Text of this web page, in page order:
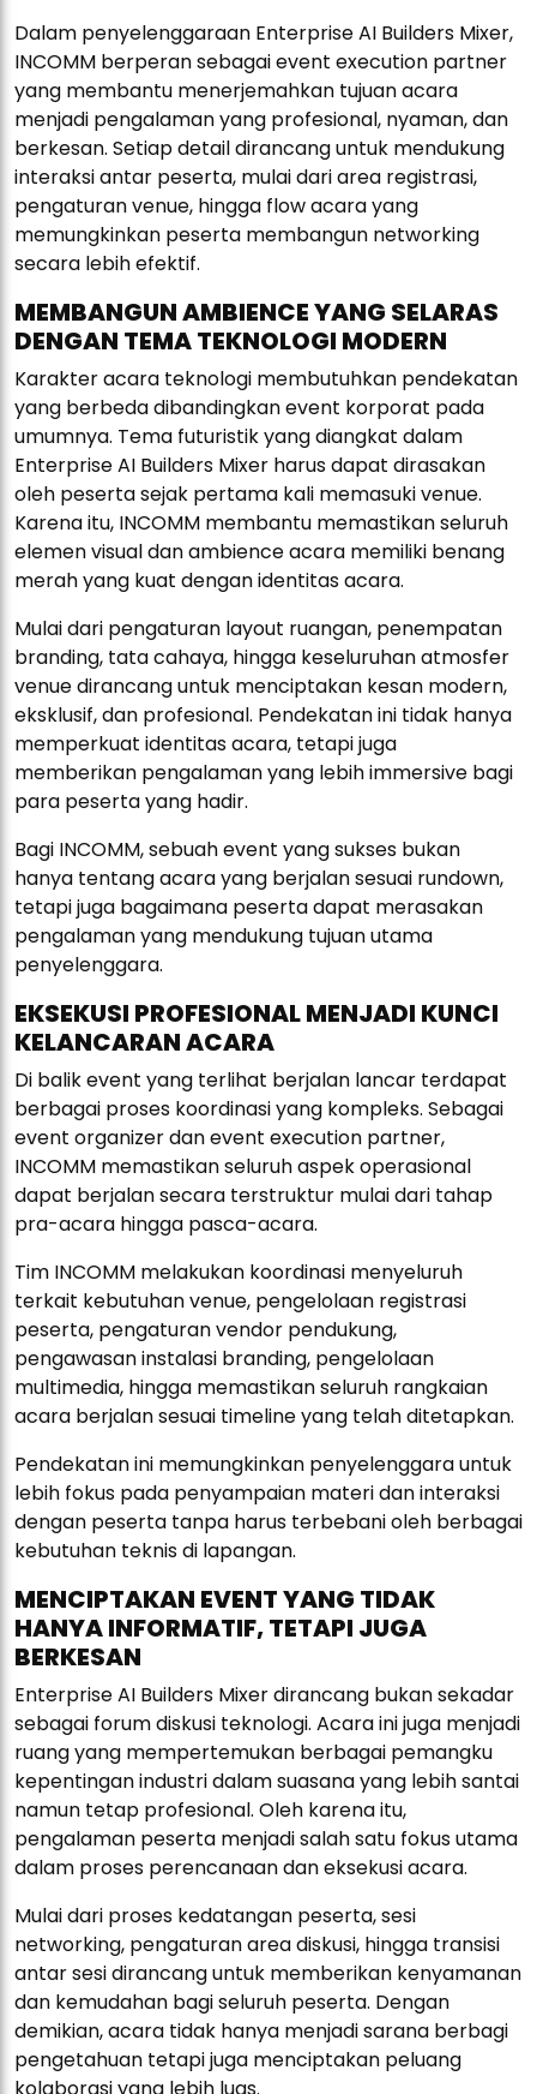
Dalam penyelenggaraan Enterprise AI Builders Mixer,
INCOMM berperan sebagai event execution partner
yang membantu menerjemahkan tujuan acara
menjadi pengalaman yang profesional, nyaman, dan
berkesan. Setiap detail dirancang untuk mendukung
interaksi antar peserta, mulai dari area registrasi,
pengaturan venue, hingga flow acara yang
memungkinkan peserta membangun networking
secara lebih efektif.
MEMBANGUN AMBIENCE YANG SELARAS
DENGAN TEMA TEKNOLOGI MODERN
Karakter acara teknologi membutuhkan pendekatan
yang berbeda dibandingkan event korporat pada
umumnya. Tema futuristik yang diangkat dalam
Enterprise AI Builders Mixer harus dapat dirasakan
oleh peserta sejak pertama kali memasuki venue.
Karena itu, INCOMM membantu memastikan seluruh
elemen visual dan ambience acara memiliki benang
merah yang kuat dengan identitas acara.
Mulai dari pengaturan layout ruangan, penempatan
branding, tata cahaya, hingga keseluruhan atmosfer
venue dirancang untuk menciptakan kesan modern,
eksklusif, dan profesional. Pendekatan ini tidak hanya
memperkuat identitas acara, tetapi juga
memberikan pengalaman yang lebih immersive bagi
para peserta yang hadir.
Bagi INCOMM, sebuah event yang sukses bukan
hanya tentang acara yang berjalan sesuai rundown,
tetapi juga bagaimana peserta dapat merasakan
pengalaman yang mendukung tujuan utama
penyelenggara.
EKSEKUSI PROFESIONAL MENJADI KUNCI
KELANCARAN ACARA
Di balik event yang terlihat berjalan lancar terdapat
berbagai proses koordinasi yang kompleks. Sebagai
event organizer dan event execution partner,
INCOMM memastikan seluruh aspek operasional
dapat berjalan secara terstruktur mulai dari tahap
pra-acara hingga pasca-acara.
Tim INCOMM melakukan koordinasi menyeluruh
terkait kebutuhan venue, pengelolaan registrasi
peserta, pengaturan vendor pendukung,
pengawasan instalasi branding, pengelolaan
multimedia, hingga memastikan seluruh rangkaian
acara berjalan sesuai timeline yang telah ditetapkan.
Pendekatan ini memungkinkan penyelenggara untuk
lebih fokus pada penyampaian materi dan interaksi
dengan peserta tanpa harus terbebani oleh berbagai
kebutuhan teknis di lapangan.
MENCIPTAKAN EVENT YANG TIDAK
HANYA INFORMATIF, TETAPI JUGA
BERKESAN
Enterprise AI Builders Mixer dirancang bukan sekadar
sebagai forum diskusi teknologi. Acara ini juga menjadi
ruang yang mempertemukan berbagai pemangku
kepentingan industri dalam suasana yang lebih santai
namun tetap profesional. Oleh karena itu,
pengalaman peserta menjadi salah satu fokus utama
dalam proses perencanaan dan eksekusi acara.
Mulai dari proses kedatangan peserta, sesi
networking, pengaturan area diskusi, hingga transisi
antar sesi dirancang untuk memberikan kenyamanan
dan kemudahan bagi seluruh peserta. Dengan
demikian, acara tidak hanya menjadi sarana berbagi
pengetahuan tetapi juga menciptakan peluang